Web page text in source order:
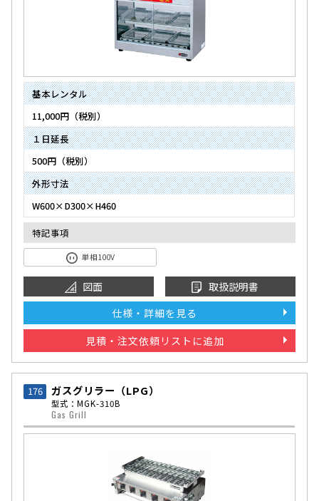
基本レンタル
11,000円（税別）
１日延長
500円（税別）
外形寸法
W600×D300×H460
特記事項
単相100V
図面
取扱説明書
仕様・詳細を見る
見積・注文依頼リストに追加
176 ガスグリラー（LPG）
型式：MGK-310B
Gas Grill